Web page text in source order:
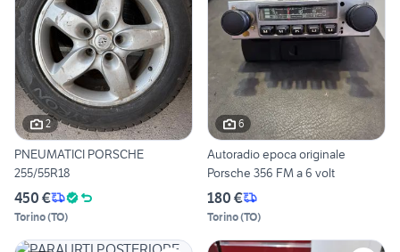
2
PNEUMATICI PORSCHE
255/55R18
450 €
Torino(TO)
6
Autoradio epoca originale
Porsche 356 FM a 6 volt
180 €
Torino(TO)